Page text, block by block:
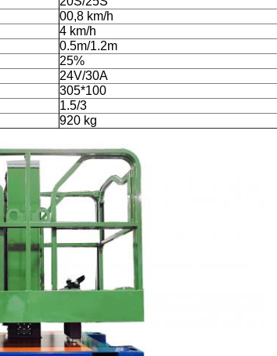
00,8 km/h
4 km/h
0.5m/1.2m
25%
24V/30A
305*100
1.5/3
920 kg